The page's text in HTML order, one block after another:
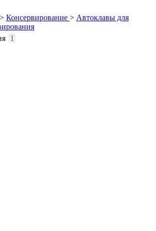
> Консервирование > Автоклавы для
1